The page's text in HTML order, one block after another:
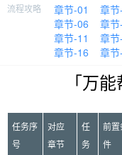
流程攻略 章节-01 章
章节-06
章
章节-11
章
章节-16
章
「万
任务序
号
对应
章节
任
务
前置
件